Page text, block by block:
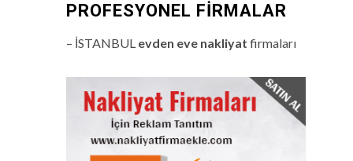
PROFESYONEL FIRMALAR
– İSTANBUL evden eve nakliyat firmaları